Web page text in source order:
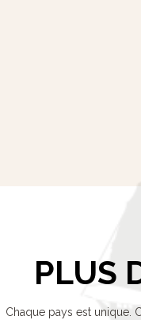
PLUS
Chaque pays est unique.